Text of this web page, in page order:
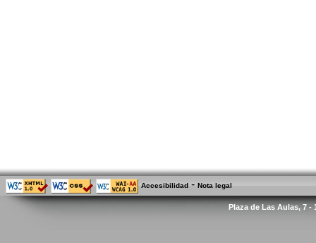
Accesibilidad - Nota legal
Plaza de Las Aulas, 7 -